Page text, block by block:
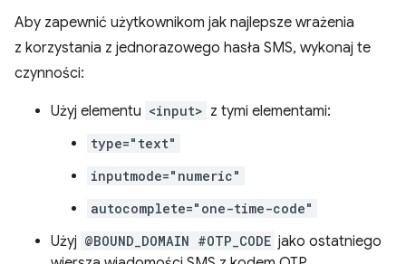
Aby zapewnić użytkownikom jak najlepsze wrażenia
z korzystania z jednorazowego hasła SMS, wykonaj te
czynności:
Użyj elementu <input> z tymi elementami:
type="text"
inputmode="numeric"
autocomplete="one-time-code"
Użyj @BOUND_DOMAIN #OTP_CODE jako ostatniego